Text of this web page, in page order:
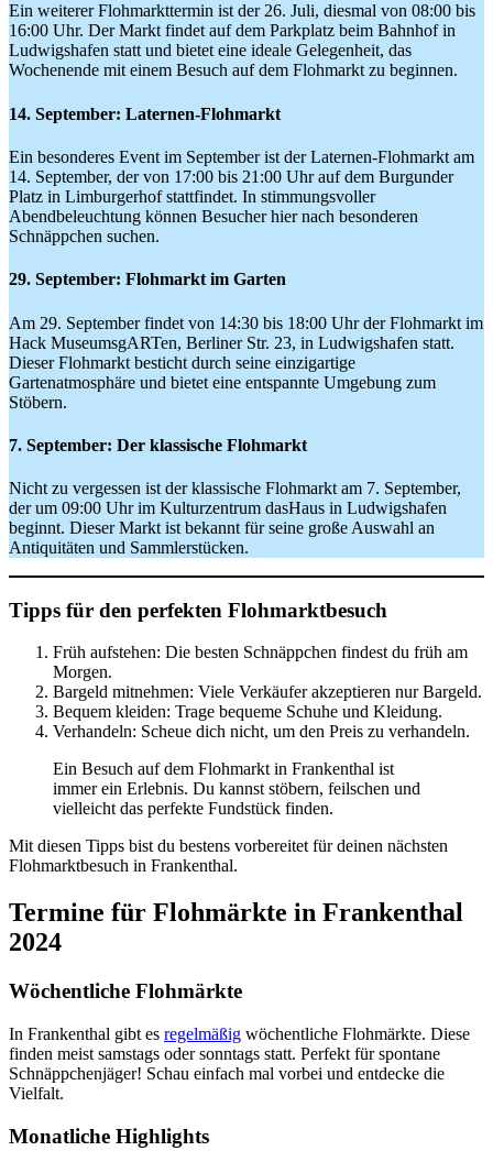
Ein weiterer Flohmarkttermin ist der 26. Juli, diesmal von 08:00 bis
16:00 Uhr. Der Markt findet auf dem Parkplatz beim Bahnhof in
Ludwigshafen statt und bietet eine ideale Gelegenheit, das
Wochenende mit einem Besuch auf dem Flohmarkt zu beginnen.
14. September: Laternen-Flohmarkt
Ein besonderes Event im September ist der Laternen-Flohmarkt am
14. September, der von 17:00 bis 21:00 Uhr auf dem Burgunder
Platz in Limburgerhof stattfindet. In stimmungsvoller
Abendbeleuchtung können Besucher hier nach besonderen
Schnäppchen suchen.
29. September: Flohmarkt im Garten
Am 29. September findet von 14:30 bis 18:00 Uhr der Flohmarkt im
Hack MuseumsgARTen, Berliner Str. 23, in Ludwigshafen statt.
Dieser Flohmarkt besticht durch seine einzigartige
Gartenatmosphäre und bietet eine entspannte Umgebung zum
Stöbern.
7. September: Der klassische Flohmarkt
Nicht zu vergessen ist der klassische Flohmarkt am 7. September,
der um 09:00 Uhr im Kulturzentrum dasHaus in Ludwigshafen
beginnt. Dieser Markt ist bekannt für seine große Auswahl an
Antiquitäten und Sammlerstücken.
Tipps für den perfekten Flohmarktbesuch
Früh aufstehen: Die besten Schnäppchen findest du früh am
Morgen.
Bargeld mitnehmen: Viele Verkäufer akzeptieren nur Bargeld.
Bequem kleiden: Trage bequeme Schuhe und Kleidung.
Verhandeln: Scheue dich nicht, um den Preis zu verhandeln.
Ein Besuch auf dem Flohmarkt in Frankenthal ist
immer ein Erlebnis. Du kannst stöbern, feilschen und
vielleicht das perfekte Fundstück finden.
Mit diesen Tipps bist du bestens vorbereitet für deinen nächsten
Flohmarktbesuch in Frankenthal.
Termine für Flohmärkte in Frankenthal
2024
Wöchentliche Flohmärkte
In Frankenthal gibt es regelmäßig wöchentliche Flohmärkte. Diese
finden meist samstags oder sonntags statt. Perfekt für spontane
Schnäppchenjäger! Schau einfach mal vorbei und entdecke die
Vielfalt.
Monatliche Highlights